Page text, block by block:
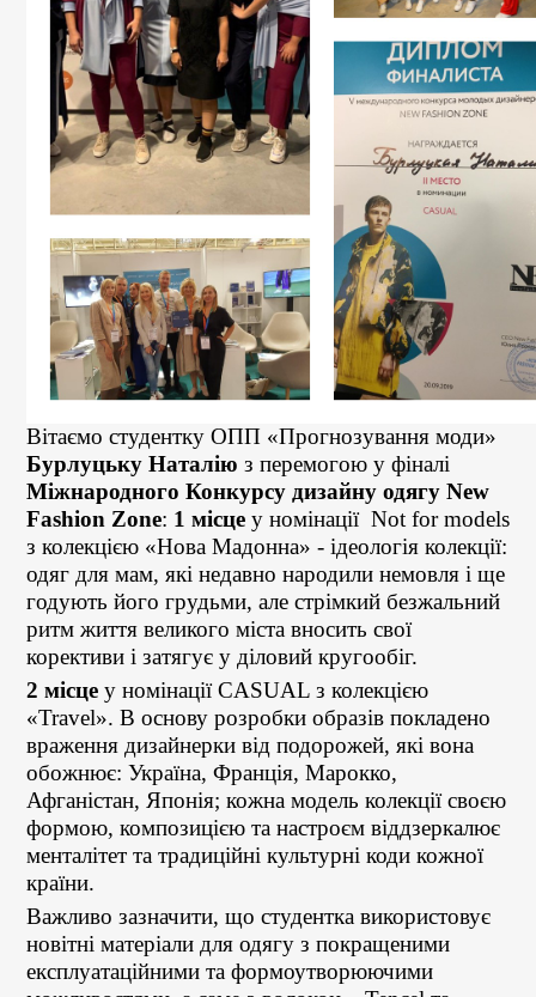
Вітаємо студентку ОПП «Прогнозування моди»
Бурлуцьку Наталію з перемогою у фіналі
Міжнародного Конкурсу дизайну одягу New
Fashion Zone: 1 місце у номінації Not for models
з колекцією «Нова Мадонна» - ідеологія колекції:
одяг для мам, які недавно народили немовля і ще
годують його грудьми, але стрімкий безжальний
ритм життя великого міста вносить свої
корективи і затягує у діловий кругообіг.
2 місце у номінації CASUAL з колекцією
«Travel». В основу розробки образів покладено
враження дизайнерки від подорожей, які вона
обожнює: Україна, Франція, Марокко,
Афганістан, Японія; кожна модель колекції своєю
формою, композицією та настроєм віддзеркалює
менталітет та традиційні культурні коди кожної
країни.
Важливо зазначити, що студентка використовує
новітні матеріали для одягу з покращеними
експлуатаційними та формоутворюючими